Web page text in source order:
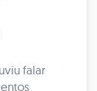
falar